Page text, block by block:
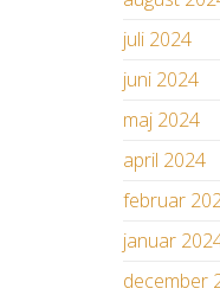
juli 2024
juni 2024
maj 2024
april 2024
februar
januar
december